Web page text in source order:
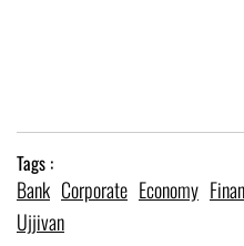
Tags :
Bank Corporate Economy
Ujjivan